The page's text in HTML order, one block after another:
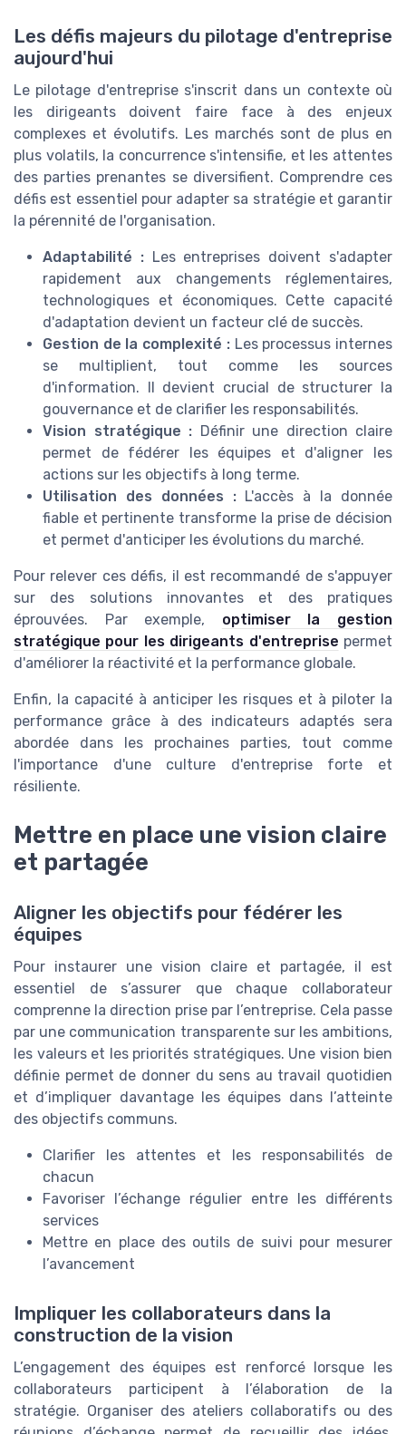
Les défis majeurs du pilotage d'entreprise
aujourd'hui
Le pilotage d'entreprise s'inscrit dans un contexte où
les dirigeants doivent faire face à des enjeux
complexes et évolutifs. Les marchés sont de plus en
plus volatils, la concurrence s'intensifie, et les attentes
des parties prenantes se diversifient. Comprendre ces
défis est essentiel pour adapter sa stratégie et garantir
la pérennité de l'organisation.
Adaptabilité :Les entreprises doivent s'adapter
rapidement aux changements réglementaires,
technologiques et économiques. Cette capacité
d'adaptation devient un facteur clé de succès.
Gestion de la complexité :Les processus internes
se multiplient, tout comme les sources
d'information. Il devient crucial de structurer la
gouvernance et de clarifier les responsabilités.
Vision stratégique : Définir une direction claire
permet de fédérer les équipes et d'aligner les
actions sur les objectifs à long terme.
Utilisation des données :L'accès à la donnée
fiable et pertinente transforme la prise de décision
et permet d'anticiper les évolutions du marché.
Pour relever ces défis, il est recommandé de s'appuyer
sur des solutions innovantes et des pratiques
éprouvées. Par exemple, optimiser la gestion
stratégique pour les dirigeants d'entreprise permet
d'améliorer la réactivité et la performance globale.
Enfin, la capacité à anticiper les risques et à piloter la
performance grâce à des indicateurs adaptés sera
abordée dans les prochaines parties, tout comme
l'importance d'une culture d'entreprise forte et
résiliente.
Mettre en place une vision claire
et partagée
Aligner les objectifs pour fédérer les
équipes
Pour instaurer une vision claire et partagée, il est
essentiel de s’assurer que chaque collaborateur
comprenne la direction prise par l’entreprise. Cela passe
par une communication transparente sur les ambitions,
les valeurs et les priorités stratégiques. Une vision bien
définie permet de donner du sens au travail quotidien
et d’impliquer davantage les équipes dans l’atteinte
des objectifs communs.
Clarifier les attentes et les responsabilités de
chacun
Favoriser l’échange régulier entre les différents
services
Mettre en place des outils de suivi pour mesurer
l’avancement
Impliquer les collaborateurs dans la
construction de la vision
L’engagement des équipes est renforcé lorsque les
collaborateurs participent à l’élaboration de la
stratégie. Organiser des ateliers collaboratifs ou des